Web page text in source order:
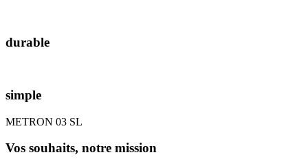
durable
simple
METRON 03 SL
Vos souhaits, notre mission